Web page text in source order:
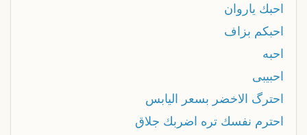
احبك ياروان
احبكم بزاف
احبه
احبيبى
احترگ الاخضر بسعر اليابس
احترم نفسك تره اضربك جلاق